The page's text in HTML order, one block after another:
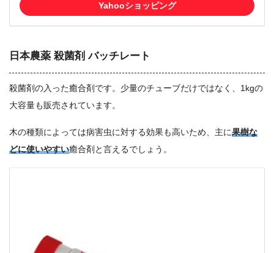
Yahooショッピング
日本農薬 殺菌剤 バッチレート
殺菌剤の入った癒合剤です。少量のチューブだけではなく、1kgの
大容量も販売されています。
木の種類によっては病害虫に対する効果も高いため、主に果樹な
どに使いやすい癒合剤と言えるでしょう。